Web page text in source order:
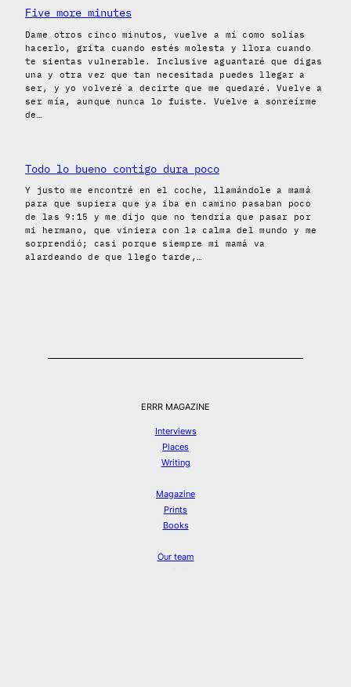
Five more minutes
Dame otros cinco minutos, vuelve a mí como solías
hacerlo, grita cuando estés molesta y llora cuando
te sientas vulnerable. Inclusive aguantaré que digas
una y otra vez que tan necesitada puedes llegar a
ser, y yo volveré a decirte que me quedaré. Vuelve a
ser mía, aunque nunca lo fuiste. Vuelve a sonreírme
de…
Todo lo bueno contigo dura poco
Y justo me encontré en el coche, llamándole a mamá
para que supiera que ya iba en camino pasaban poco
de las 9:15 y me dijo que no tendría que pasar por
mi hermano, que viniera con la calma del mundo y me
sorprendió; casi porque siempre mi mamá va
alardeando de que llego tarde,…
ERRR MAGAZINE
Interviews
Places
Writing
Magazine
Prints
Books
Our team
Submissions